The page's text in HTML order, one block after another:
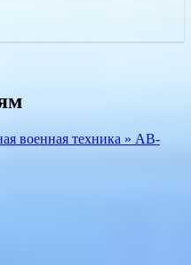
военная техника » AB-